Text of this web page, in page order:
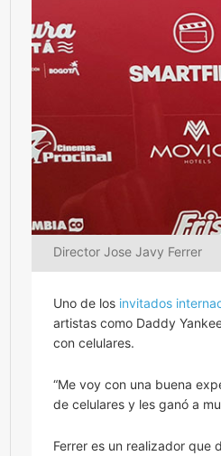
Director Jose Javy Ferrer
Uno de los invitados
artistas como Daddy
con celulares.
“Me voy con una buena
de celulares y les ganó a
Ferrer es un realizador que